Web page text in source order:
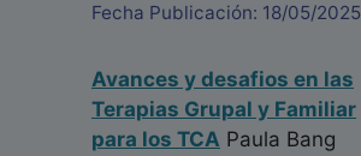
Fecha Publicación: 18/05/2025
Avances y desafios en las
Terapias Grupal y Familiar
para los TCA Paula Bang